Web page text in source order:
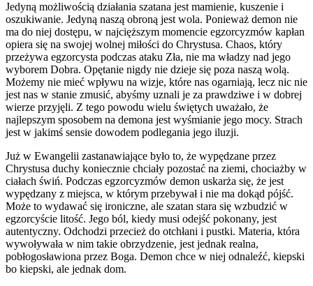
Jedyną możliwością działania szatana jest mamienie, kuszenie i
oszukiwanie. Jedyną naszą obroną jest wola. Ponieważ demon nie
ma do niej dostępu, w najcięższym momencie egzorcyzmów kapłan
opiera się na swojej wolnej miłości do Chrystusa. Chaos, który
przeżywa egzorcysta podczas ataku Zła, nie ma władzy nad jego
wyborem Dobra. Opętanie nigdy nie dzieje się poza naszą wolą.
Możemy nie mieć wpływu na wizje, które nas ogarniają, lecz nic nie
jest nas w stanie zmusić, abyśmy uznali je za prawdziwe i w dobrej
wierze przyjęli. Z tego powodu wielu świętych uważało, że
najlepszym sposobem na demona jest wyśmianie jego mocy. Strach
jest w jakimś sensie dowodem podlegania jego iluzji.
Już w Ewangelii zastanawiające było to, że wypędzane przez
Chrystusa duchy koniecznie chciały pozostać na ziemi, chociażby w
ciałach świń. Podczas egzorcyzmów demon uskarża się, że jest
wypędzany z miejsca, w którym przebywał i nie ma dokąd pójść.
Może to wydawać się ironiczne, ale szatan stara się wzbudzić w
egzorcyście litość. Jego ból, kiedy musi odejść pokonany, jest
autentyczny. Odchodzi przecież do otchłani i pustki. Materia, która
wywoływała w nim takie obrzydzenie, jest jednak realna,
pobłogosławiona przez Boga. Demon chce w niej odnaleźć, kiepski
bo kiepski, ale jednak dom.